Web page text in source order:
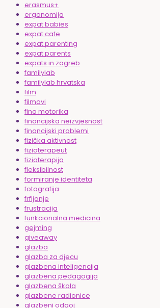
erasmus+
ergonomija
expat babies
expat cafe
expat parenting
expat parents
expats in zagreb
familylab
familylab hrvatska
film
filmovi
fina motorika
financijska neizvjesnost
financijski problemi
fizička aktivnost
fizioterapeut
fizioterapija
fleksibilnost
formiranje identiteta
fotografija
frfljanje
frustracija
funkcionalna medicina
gejming
giveaway
glazba
glazba za djecu
glazbena inteligencija
glazbena pedagogija
glazbena škola
glazbene radionice
glazbeni odgoj